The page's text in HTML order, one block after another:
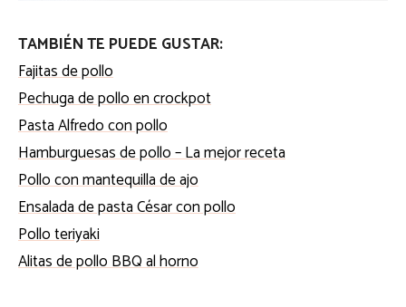
TAMBIÉN TE PUEDE GUSTAR:
Fajitas de pollo
Pechuga de pollo en crockpot
Pasta Alfredo con pollo
Hamburguesas de pollo – La mejor receta
Pollo con mantequilla de ajo
Ensalada de pasta César con pollo
Pollo teriyaki
Alitas de pollo BBQ al horno